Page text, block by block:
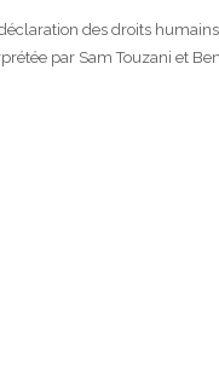
des droits
par Sam Touzani et